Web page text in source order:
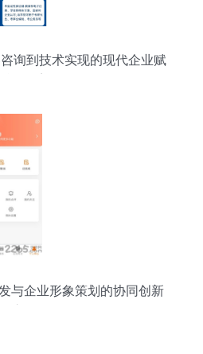
询到技术实现的现代企业赋
与企业形象策划的协同创新